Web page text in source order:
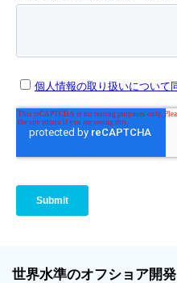
世界水準のオフショア開発